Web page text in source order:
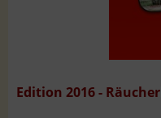
Edition 2016 -